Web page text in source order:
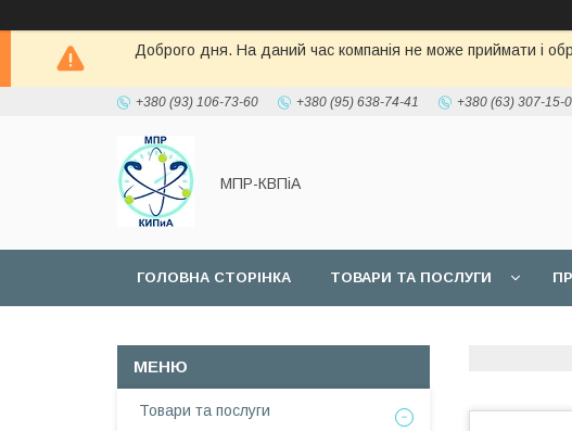
Доброго дня. На даний час компанія не може приймати і
+380 (93) 106-73-60 +380 (95) 638-74-41 +380 (63) 307-15-
МПР-КВПіА
ГОЛОВНА СТОРІНКА ТОВАРИ ТА ПОСЛУГИ
Товари та послуги